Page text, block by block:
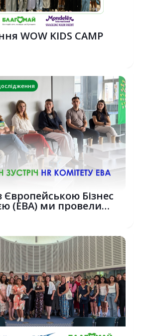
WOW KIDS CAMP
Європейською Бізнес
(EBA) ми провели